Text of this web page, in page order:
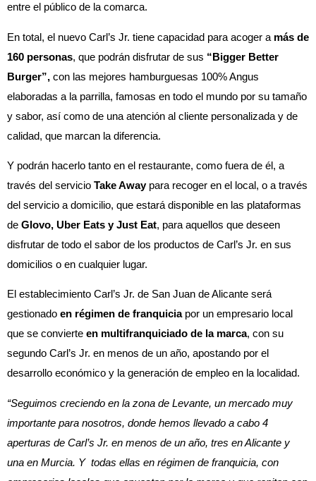
entre el público de la comarca.
En total, el nuevo Carl’s Jr. tiene capacidad para acoger a más de
160 personas, que podrán disfrutar de sus “Bigger Better
Burger”, con las mejores hamburguesas 100% Angus
elaboradas a la parrilla, famosas en todo el mundo por su tamaño
y sabor, así como de una atención al cliente personalizada y de
calidad, que marcan la diferencia.
Y podrán hacerlo tanto en el restaurante, como fuera de él, a
través del servicio Take Awaypara recoger en el local, o a través
del servicio a domicilio, que estará disponible en las plataformas
de Glovo, Uber Eats y Just Eat, para aquellos que deseen
disfrutar de todo el sabor de los productos de Carl’s Jr. en sus
domicilios o en cualquier lugar.
El establecimiento Carl’s Jr. de San Juan de Alicante será
gestionado en régimen de franquiciapor un empresario local
que se convierte en multifranquiciado de la marca, con su
segundo Carl’s Jr. en menos de un año, apostando por el
desarrollo económico y la generación de empleo en la localidad.
“Seguimos creciendo en la zona de Levante, un mercado muy
importante para nosotros, donde hemos llevado a cabo 4
aperturas de Carl’s Jr. en menos de un año, tres en Alicante y
una en Murcia. Y todas ellas en régimen de franquicia, con